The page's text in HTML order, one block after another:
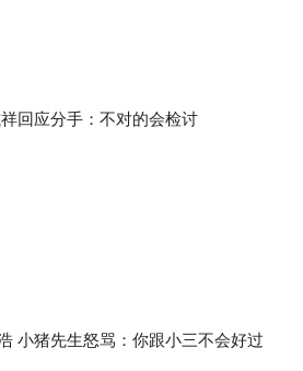
回应分手：不对的会检讨
小猪先生怒骂：你跟小三不会好过